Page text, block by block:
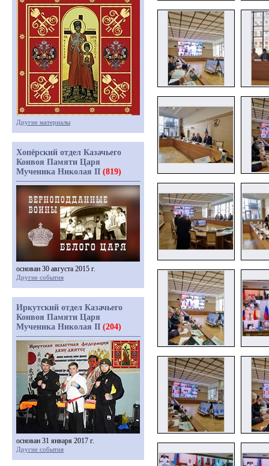
Другие материалы
Хопёрский отдел Казачьего
Конвоя Памяти Царя
Мученика Николая II (819)
основан 30 августа 2015 г.
Другие события
Иркутский отдел Казачьего
Конвоя Памяти Царя
Мученика Николая II (204)
основан 31 января 2017 г.
Другие события